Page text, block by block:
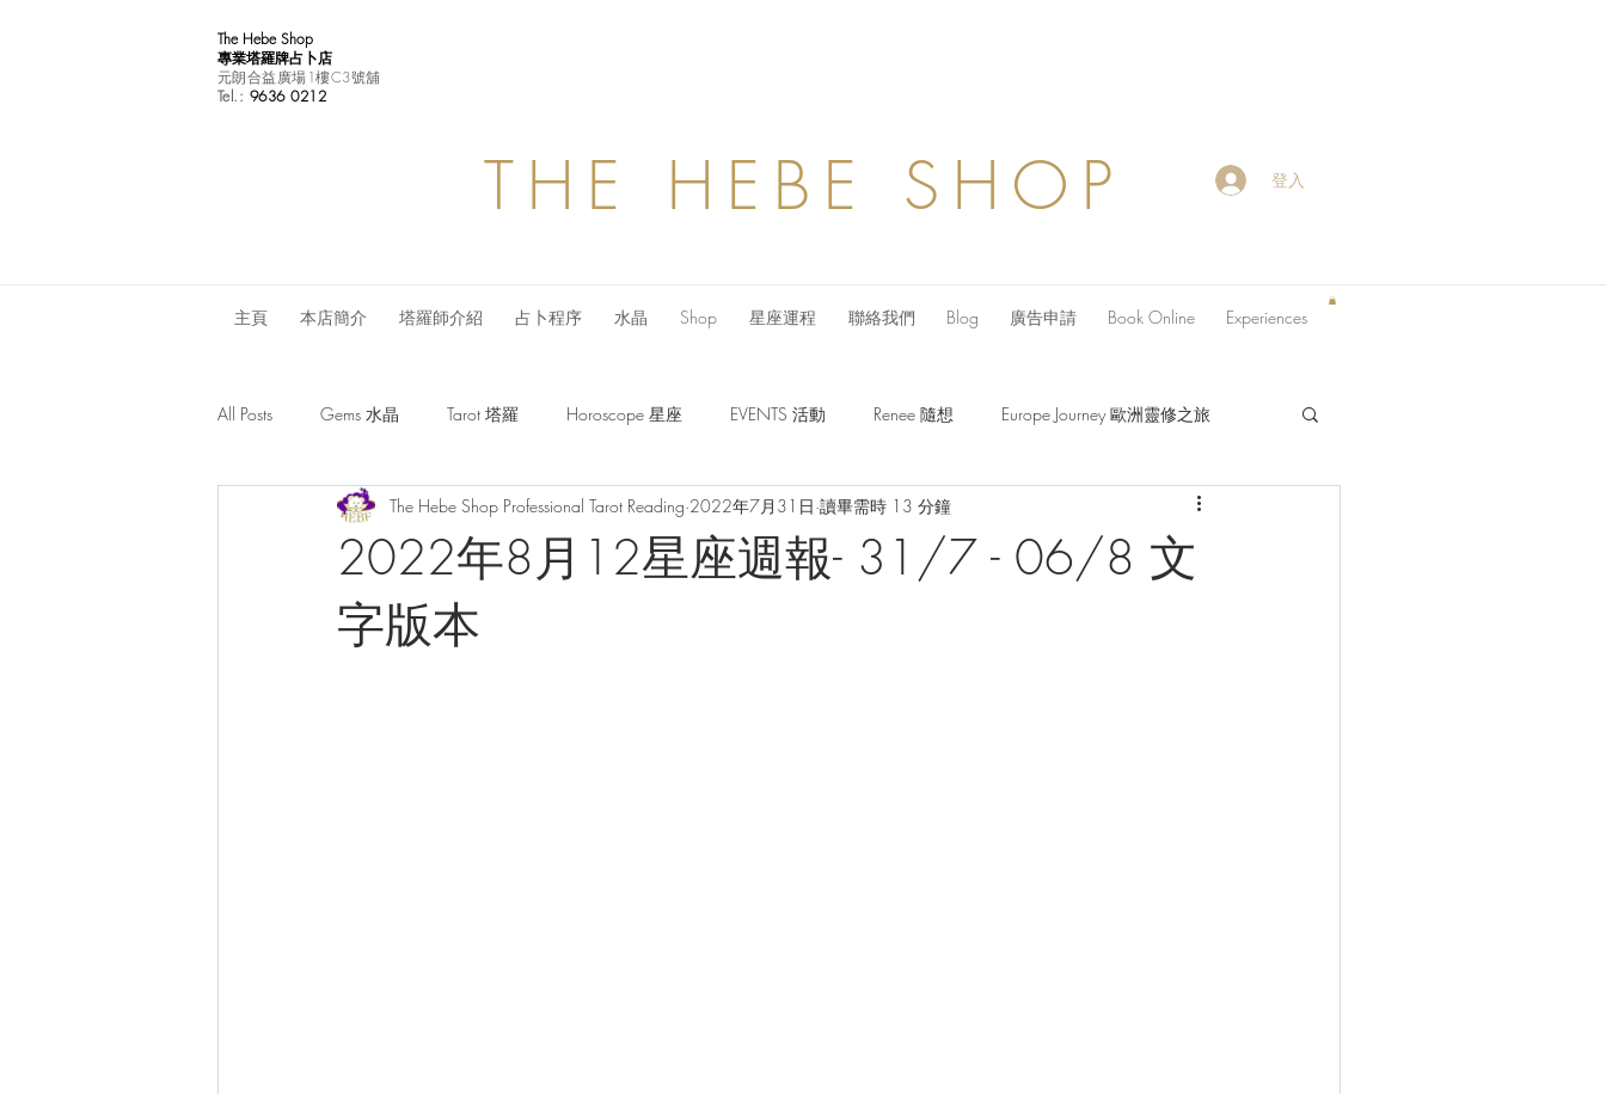
The Hebe Shop
專業塔羅牌占卜店
元朗合益廣場1樓C3號舖
Tel.: 9636 0212
THE HEBE SHOP 登入
主頁 本店簡介 塔羅師介紹 占卜程序 水晶 Shop 星座運程 聯絡我們 Blog 廣告申請 Book Online Experiences
All Posts Gems 水晶 Tarot 塔羅 Horoscope 星座 EVENTS 活動 Renee 隨想 Europe Journey 歐洲靈修之旅
Monthly Horoscope 每月星座運程
2022年8月12星座週報- 31/7 - 06/8 文
字版本
The Hebe Shop Professional Tarot Reading 2022年7月31日 讀畢需時 13 分鐘